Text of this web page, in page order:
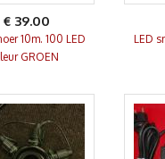
€ 39.00
10m. 100 LED
GROEN
LED